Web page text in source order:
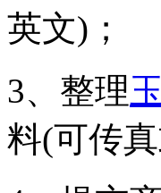
英文)；
3、整理
料(可传